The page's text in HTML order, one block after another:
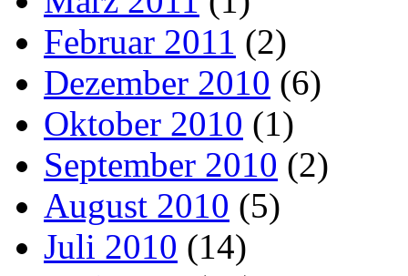
Februar 2011 (2)
Dezember 2010 (6)
Oktober 2010 (1)
September 2010 (2)
August 2010 (5)
Juli 2010 (14)